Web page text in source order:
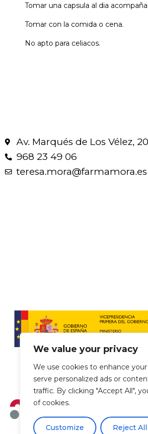
We value your privacy
We use cookies to enhance
serve personalized ads or
traffic. By clicking "Accept All",
of cookies.
Customize Reject All
Tomar una capsula al dia
Tomar con la comida o cena.
No apto para celiacos.
Av. Marqués de Los Vélez,
968 23 49 06
teresa.mora@farmamora.es